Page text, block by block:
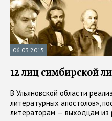
06.03.2015
12 лиц симбирской
В Ульяновской области
литературных апостолов»,
литераторам — выходцам из